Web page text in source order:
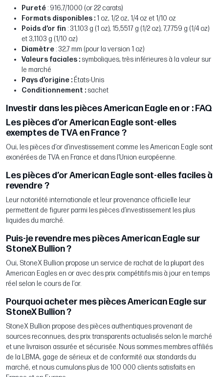
Pureté : 916,7/1000 (or 22 carats)
Formats disponibles : 1 oz, 1/2 oz, 1/4 oz et 1/10 oz
Poids d’or fin : 31,103 g (1 oz), 15,5517 g (1/2 oz), 7,7759 g (1/4 oz)
et 3,1103 g (1/10 oz)
Diamètre : 32,7 mm (pour la version 1 oz)
Valeurs faciales : symboliques, très inférieures à la valeur sur
le marché
Pays d’origine :États-Unis
Conditionnement : sachet
Investir dans les pièces American Eagle en or : FAQ
Les pièces d’or American Eagle sont-elles
exemptes de TVA en France ?
Oui, les pièces d’or d’investissement comme les American Eagle sont
exonérées de TVA en France et dans l’Union européenne.
Les pièces d’or American Eagle sont-elles faciles à
revendre ?
Leur notoriété internationale et leur provenance officielle leur
permettent de figurer parmi les pièces d’investissement les plus
liquides du marché.
Puis-je revendre mes pièces American Eagle sur
StoneX Bullion ?
Oui, StoneX Bullion propose un service de rachat de la plupart des
American Eagles en or avec des prix compétitifs mis à jour en temps
réel selon le cours de l’or.
Pourquoi acheter mes pièces American Eagle sur
StoneX Bullion ?
StoneX Bullion propose des pièces authentiques provenant de
sources reconnues, des prix transparents actualisés selon le marché
et une livraison assurée et sécurisée. Nous sommes membres affiliés
de la LBMA, gage de sérieux et de conformité aux standards du
marché, et nous cumulons plus de 100 000 clients satisfaits en